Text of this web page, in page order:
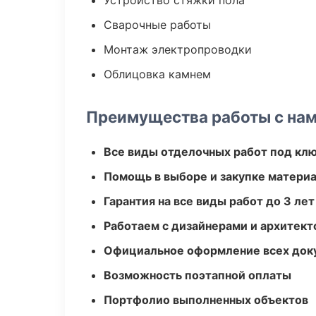
Сварочные работы
Монтаж электропроводки
Облицовка камнем
Преимущества работы с
Все виды отделочных работ под
Помощь в выборе и закупке
Гарантия на все виды работ до 3 лет
Работаем с дизайнерами и
Официальное оформление всех
Возможность поэтапной оплаты
Портфолио выполненных объектов